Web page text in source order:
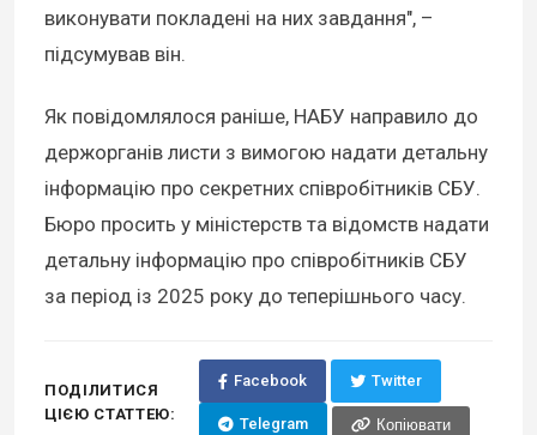
виконувати покладені на них завдання", –
підсумував він.
Як повідомлялося раніше, НАБУ направило до
держорганів листи з вимогою надати детальну
інформацію про секретних співробітників СБУ.
Бюро просить у міністерств та відомств надати
детальну інформацію про співробітників СБУ
за період із 2025 року до теперішнього часу.
ПОДІЛИТИСЯ
ЦІЄЮ СТАТТЕЮ:
Facebook Twitter
Telegram Копіювати